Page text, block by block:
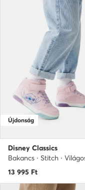
Újdonság
Disney Classics
13 995 Ft